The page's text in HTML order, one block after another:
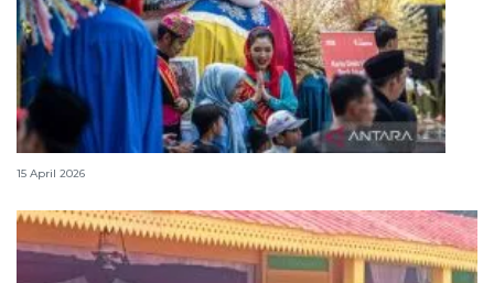
Lebaran Betawi, harmoni tradisi dan kota global
15 April 2026